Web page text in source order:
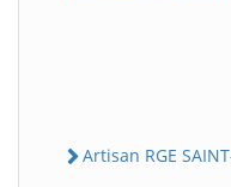
Artisan RGE